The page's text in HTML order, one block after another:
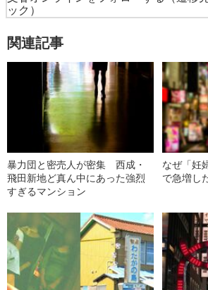
ック）
関連記事
暴力団と密売人が密集 西成・
飛田新地ど真ん中にあった強烈
すぎるマンション
なぜ「妊
で急増し